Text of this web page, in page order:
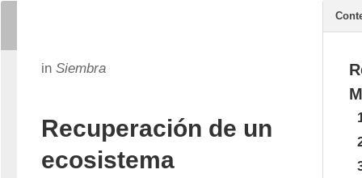
in Siembra
Recuperación de un
ecosistema